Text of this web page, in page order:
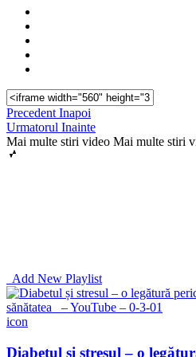
Precedent Inapoi
Urmatorul Inainte
Mai multe stiri video Mai multe stiri
Add New Playlist
icon
Diabetul și stresul – o